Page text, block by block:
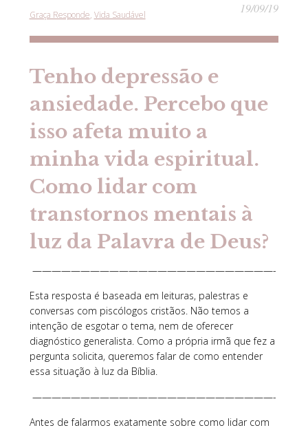
Graça Responde Vida Saudável 19/09/19
Tenho depressão e
ansiedade. Percebo que
isso afeta muito a
minha vida espiritual.
Como lidar com
transtornos mentais à
luz da Palavra de Deus?
—————————————————————————-
Esta resposta é baseada em leituras, palestras e
conversas com piscólogos cristãos. Não temos a
intenção de esgotar o tema, nem de oferecer
diagnóstico generalista. Como a própria irmã que fez a
pergunta solicita, queremos falar de como entender
essa situação à luz da Bíblia.
—————————————————————————-
Antes de falarmos exatamente sobre como lidar com